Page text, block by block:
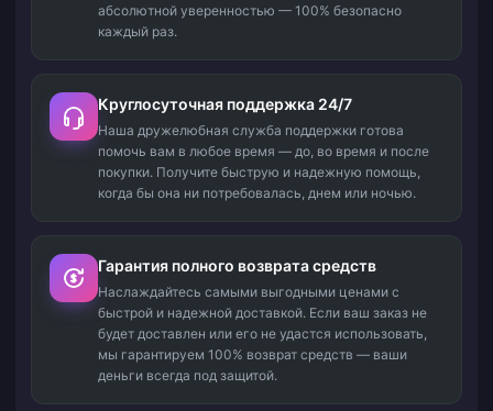
абсолютной уверенностью — 100% безопасно
каждый раз.
Круглосуточная поддержка 24/7
Наша дружелюбная служба поддержки готова
помочь вам в любое время — до, во время и после
покупки. Получите быструю и надежную помощь,
когда бы она ни потребовалась, днем или ночью.
Гарантия полного возврата средств
Наслаждайтесь самыми выгодными ценами с
быстрой и надежной доставкой. Если ваш заказ не
будет доставлен или его не удастся использовать,
мы гарантируем 100% возврат средств — ваши
деньги всегда под защитой.